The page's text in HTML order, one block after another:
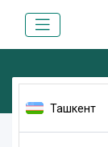
Ташкент